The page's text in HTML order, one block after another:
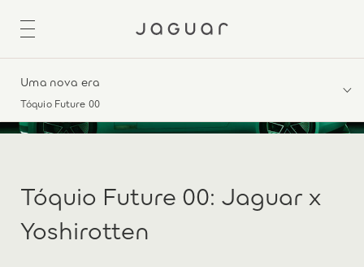
Uma nova era
Tóquio Future 00
Tóquio Future 00: Jaguar x
Yoshirotten